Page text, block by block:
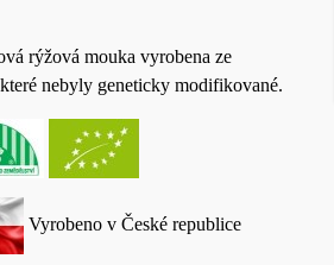
rýžová mouka vyrobena ze
nebyly geneticky modifikované.
Vyrobeno v České republice